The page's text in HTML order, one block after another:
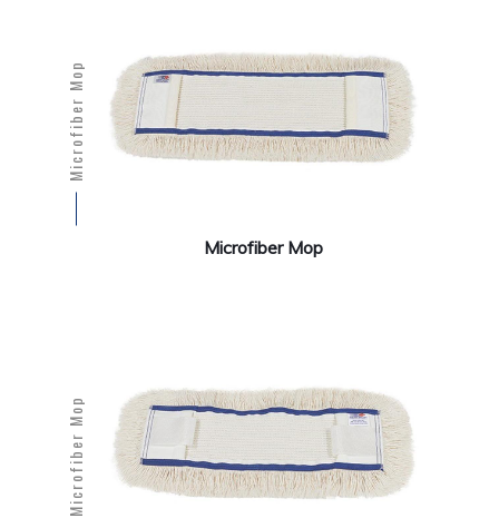
Microfiber Mop
Microfiber Mop
Microfiber Mop